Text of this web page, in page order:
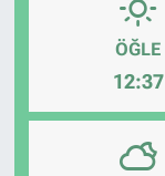
ÖĞLE
12:37